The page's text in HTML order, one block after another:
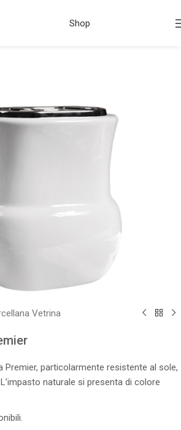
Shop
Vetrina
Premier, particolarmente resistente al sole,
naturale si presenta di colore